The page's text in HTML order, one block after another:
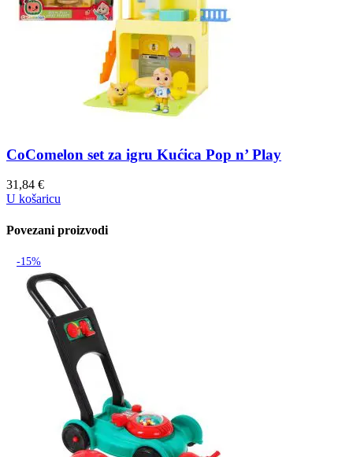
CoComelon set za igru Kućica Pop n’ Play
31,84 €
U košaricu
Povezani proizvodi
-15%